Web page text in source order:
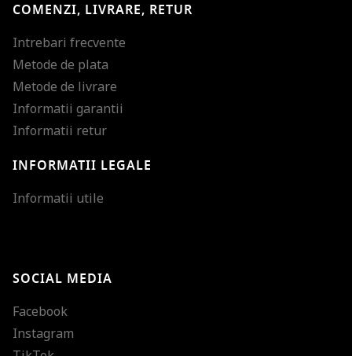
COMENZI, LIVRARE, RETUR
Intrebari frecvente
Metode de plata
Metode de livrare
Informatii garantii
Informatii retur
INFORMATII LEGALE
Informatii utile
SOCIAL MEDIA
Facebook
Instagram